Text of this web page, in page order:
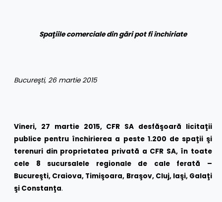
Spaţiile comerciale din gări pot fi închiriate
Bucureşti, 26 martie 2015
Vineri, 27 martie 2015, CFR SA desfăşoară licitaţii
publice pentru închirierea a peste 1.200 de spaţii şi
terenuri din proprietatea privată a CFR SA,în toate
cele 8 sucursalele regionale de cale ferată –
Bucureşti, Craiova, Timişoara, Braşov, Cluj, Iaşi, Galaţi
şi Constanţa.